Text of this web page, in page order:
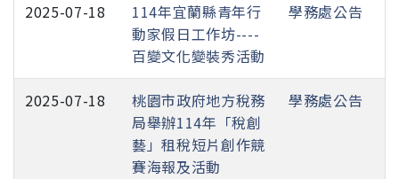
2025-07-18
114年宜蘭縣青年行
動家假日工作坊----
百變文化變裝秀活動
學務處公告
2025-07-18
桃園市政府地方稅務
局舉辦114年「稅創
藝」租稅短片創作競
賽海報及活動
學務處公告